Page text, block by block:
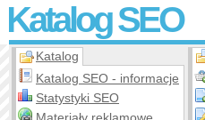
Katalog SEO
Katalog
Katalog SEO - informacje
Statystyki SEO